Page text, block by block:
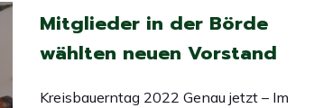
Mitglieder in der Börde
wählten neuen Vorstand
Kreisbauerntag 2022 Genau jetzt – Im